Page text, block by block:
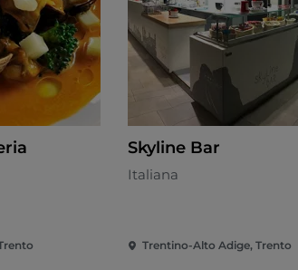
Skyline Bar
Italiana
Trentino-Alto Adige, Trento